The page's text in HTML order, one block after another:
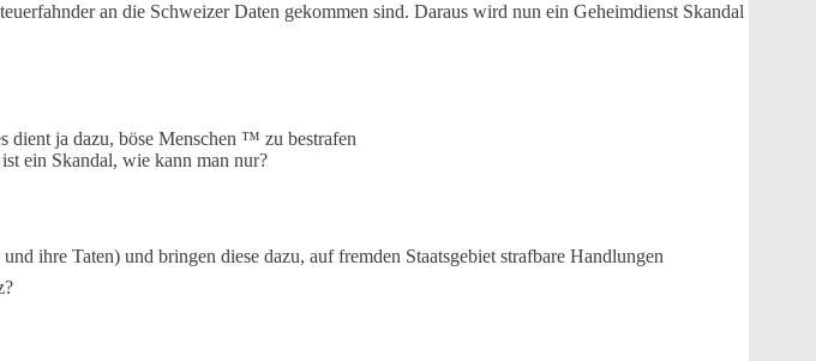
an die Schweizer Daten gekommen sind. Daraus wird nun ein Geheimdienst Skandal
dient ja dazu, böse Menschen ™ zu bestrafen
ein Skandal, wie kann man nur?
ihre Taten) und bringen diese dazu, auf fremden Staatsgebiet strafbare Handlungen